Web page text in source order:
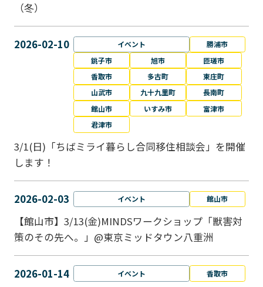
（冬）
2026-02-10 イベント
勝浦市
銚子市
旭市
匝瑳市
香取市
多古町
東庄町
山武市
九十九里町
長南町
館山市
いすみ市
富津市
君津市
3/1(日)「ちばミライ暮らし合同移住相談会」を開催
します！
2026-02-03 イベント 館山市
【館山市】3/13(金)MINDSワークショップ「獣害対
策のその先へ。」@東京ミッドタウン八重洲
2026-01-14 イベント 香取市